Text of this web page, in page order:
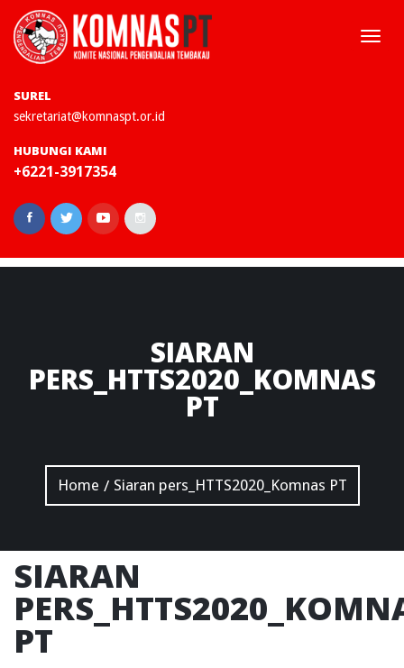
SUREL
sekretariat@komnaspt.or.id
HUBUNGI KAMI
+6221-3917354
SIARAN
PERS_HTTS2020_KOMNAS
PT
Home / Siaran pers_HTTS2020_Komnas PT
SIARAN
PT